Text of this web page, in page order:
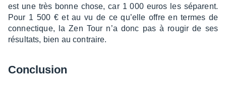
est une très bonne chose, car 1 000 euros les séparent.
Pour 1 500 € et au vu de ce qu’elle offre en termes de
connec­tique, la Zen Tour n’a donc pas à rougir de ses
résul­tats, bien au contraire.
Conclu­sion